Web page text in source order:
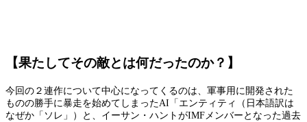
【果たしてその敵とは何だったのか？】
今回の２連作について中心になってくるのは、軍事用に開発された
ものの勝手に暴走を始めてしまったAI「エンティティ（日本語訳は
なぜか「ソレ」）と、イーサン・ハントがIMFメンバーとなった過去